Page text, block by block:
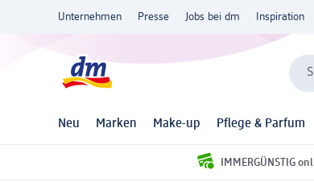
Unternehmen Presse Jobs bei dm Inspiration
Neu Marken Make-up Pflege & Parfum
IMMERGÜNSTIG